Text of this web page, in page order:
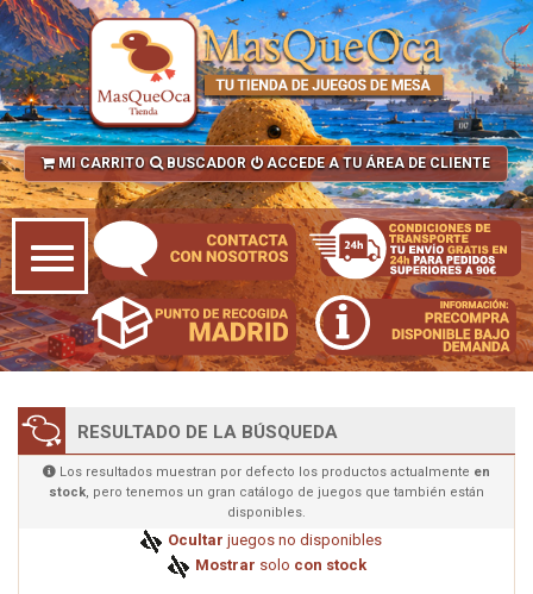
MI CARRITO BUSCADOR ACCEDE A TU ÁREA DE CLIENTE
RESULTADO DE LA BÚSQUEDA
Los resultados muestran por defecto los productos actualmente en
stock, pero tenemos un gran catálogo de juegos que también están
disponibles.
Ocultar juegos no disponibles
Mostrar solo con stock